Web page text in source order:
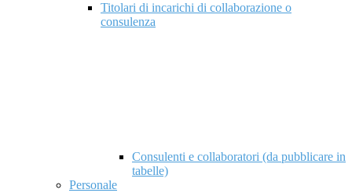
Titolari di incarichi di collaborazione o
consulenza
Consulenti e collaboratori (da pubblicare in
tabelle)
Personale